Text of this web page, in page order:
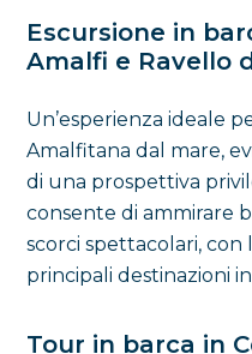
Escursione in
Amalfi e Ravello
Un’esperienza ideale
Amalfitana dal mare,
di una prospettiva
consente di ammirare
scorci spettacolari, con
principali destinazioni
Tour in barca in